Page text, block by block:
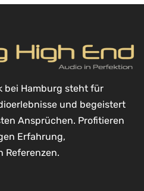
bei Hamburg steht für
und begeistert
Ansprüchen. Profitieren
Erfahrung,
Referenzen.